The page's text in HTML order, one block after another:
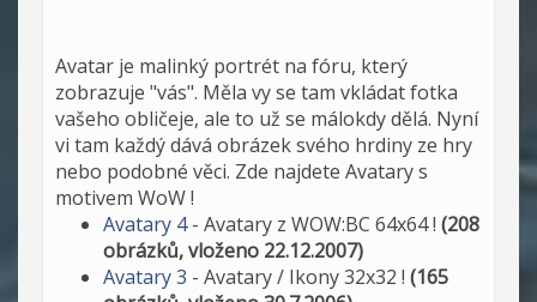
Avatar je malinký portrét na fóru, který
zobrazuje "vás". Měla vy se tam vkládat fotka
vašeho obličeje, ale to už se málokdy dělá. Nyní
vi tam každý dává obrázek svého hrdiny ze hry
nebo podobné věci. Zde najdete Avatary s
motivem WoW !
Avatary 4- Avatary z WOW:BC 64x64 ! (208
obrázků, vloženo 22.12.2007)
Avatary 3 - Avatary / Ikony 32x32 ! (165